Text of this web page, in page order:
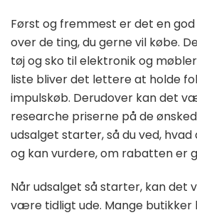
Først og fremmest er det en
over de ting, du gerne vil købe.
tøj og sko til elektronik og
liste bliver det lettere at holde
impulskøb. Derudover kan det
researche priserne på de
udsalget starter, så du ved,
og kan vurdere, om rabatten er
Når udsalget så starter, kan
være tidligt ude. Mange